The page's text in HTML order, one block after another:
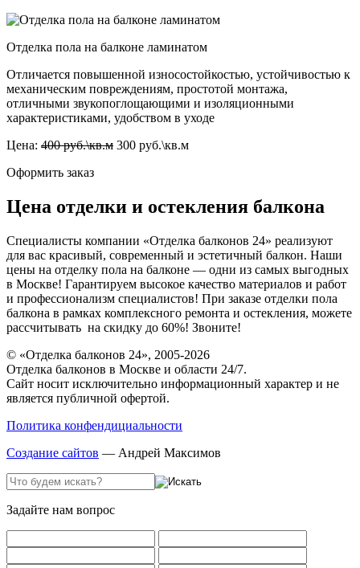
Отделка пола на балконе ламинатом
Отличается повышенной износостойкостью, устойчивостью к
механическим повреждениям, простотой монтажа,
отличными звукопоглощающими и изоляционными
характеристиками, удобством в уходе
Цена: 400 руб.\кв.м 300 руб.\кв.м
Оформить заказ
Цена отделки и остекления балкона
Специалисты компании «Отделка балконов 24» реализуют
для вас красивый, современный и эстетичный балкон. Наши
цены на отделку пола на балконе — одни из самых выгодных
в Москве! Гарантируем высокое качество материалов и работ
и профессионализм специалистов! При заказе отделки пола
балкона в рамках комплексного ремонта и остекления, можете
рассчитывать на скидку до 60%! Звоните!
© «Отделка балконов 24», 2005-2026
Отделка балконов в Москве и области 24/7.
Сайт носит исключительно информационный характер и не
является публичной офертой.
Политика конфендициальности
Создание сайтов — Андрей Максимов
Задайте нам вопрос